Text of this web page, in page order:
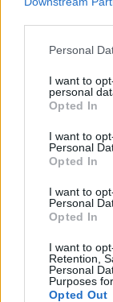
Personal
I want to
personal
Opted In
I want to
Personal
Opted In
I want to
Personal
Opted In
I want to
Retention,
Personal
Purposes
Opted Out
συνδέονται
27
Γεωργιάδης:
τη
27